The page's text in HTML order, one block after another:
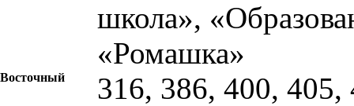
школа»,
«Ромашка»
Восточный
316, 386, 400,